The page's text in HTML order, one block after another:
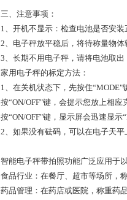
三、注意事项：
1、开机不显示：检查电池是否安
2、电子秤放平稳后，将待称量物
3、长期不用电子秤，请将电池取出
家用电子秤的标定方法：
1、在关机状态下，先按住
按“ON/OFF"键，会提示您放上相
按“ON/OFF"键，显示屏会迅速显示
2、如果没有砝码，可以在电子天
智能电子秤带拍照功能广泛应用于
食品行业：在餐厅、超市等场所，
药品管理：在药店或医院，称重药